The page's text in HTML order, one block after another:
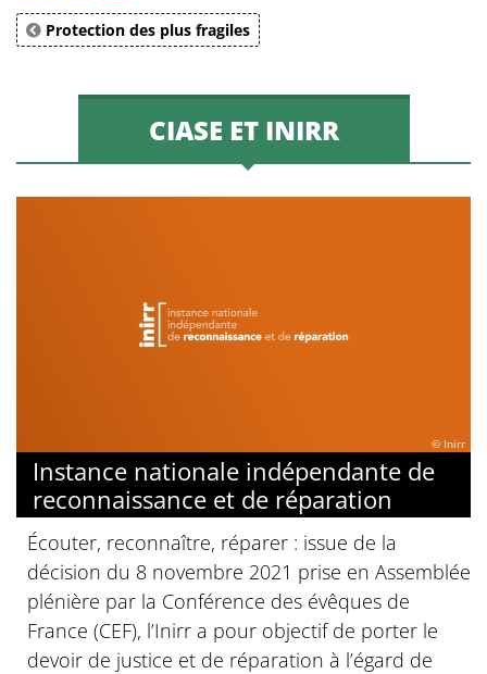
Protection des plus fragiles
CIASE ET INIRR
© Inirr
Instance nationale indépendante de
reconnaissance et de réparation
Écouter, reconnaître, réparer : issue de la
décision du 8 novembre 2021 prise en Assemblée
plénière par la Conférence des évêques de
France (CEF), l’Inirr a pour objectif de porter le
devoir de justice et de réparation à l’égard de